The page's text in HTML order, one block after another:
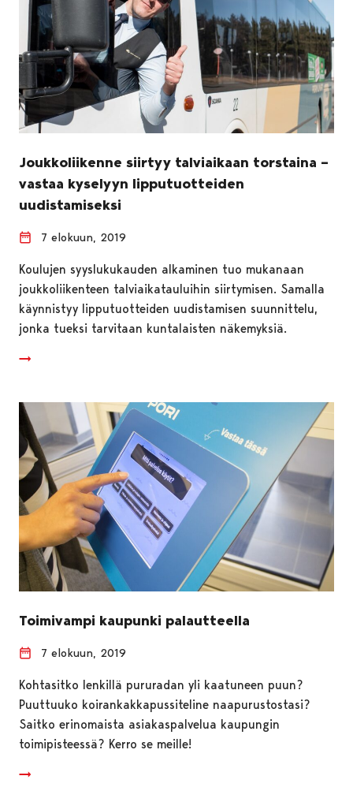
Joukkoliikenne siirtyy talviaikaan torstaina –
vastaa kyselyyn lipputuotteiden
uudistamiseksi
7 elokuun, 2019
Koulujen syyslukukauden alkaminen tuo mukanaan
joukkoliikenteen talviaikatauluihin siirtymisen. Samalla
käynnistyy lipputuotteiden uudistamisen suunnittelu,
jonka tueksi tarvitaan kuntalaisten näkemyksiä.
Toimivampi kaupunki palautteella
7 elokuun, 2019
Kohtasitko lenkillä pururadan yli kaatuneen puun?
Puuttuuko koirankakkapussiteline naapurustostasi?
Saitko erinomaista asiakaspalvelua kaupungin
toimipisteessä? Kerro se meille!